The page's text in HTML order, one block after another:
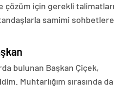
çözüm için gerekli talimatları
samimi sohbetlere
bulunan Başkan Çiçek,
Muhtarlığım sırasında da